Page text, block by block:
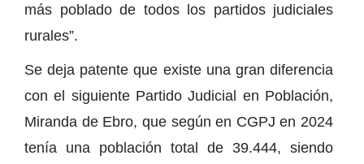
más poblado de todos los partidos judiciales
rurales”.
Se deja patente que existe una gran diferencia
con el siguiente Partido Judicial en Población,
Miranda de Ebro, que según en CGPJ en 2024
tenía una población total de 39.444, siendo